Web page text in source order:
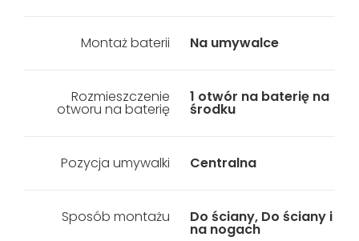
Montaż baterii Na umywalce
Rozmieszczenie
otworu na baterię
1 otwór na baterię na
środku
Pozycja umywalki Centralna
Sposób montażu Do ściany, Do ściany i
na nogach